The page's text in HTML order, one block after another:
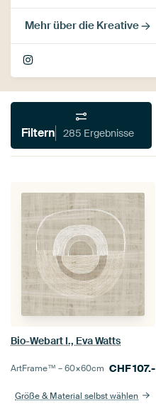
Mehr über die Kreative
Filtern 285 Ergebnisse
Bio-Webart I., Eva Watts
ArtFrame™ –60×60cm CHF107.-
Größe & Material selbst wählen